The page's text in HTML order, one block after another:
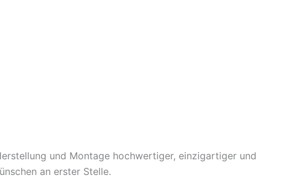
und Montage hochwertiger, einzigartiger und
an erster Stelle.